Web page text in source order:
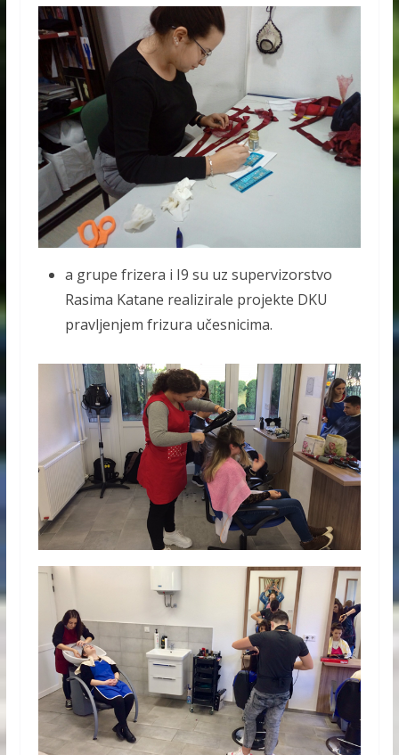
a grupe frizera i I9 su uz supervizorstvo
Rasima Katane realizirale projekte DKU
pravljenjem frizura učesnicima.